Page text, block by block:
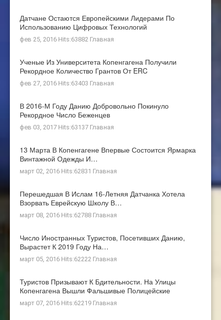
Датчане Остаются Европейскими Лидерами По
Использованию Цифровых Технологий
фев 25, 2016 Hits:63882 Главная
Ученые Из Университета Копенгагена Получили
Рекордное Количество Грантов От ERC
фев 27, 2016 Hits:63403 Главная
В 2016-М Году Данию Добровольно Покинуло
Рекордное Число Беженцев
фев 03, 2017 Hits:63137 Главная
13 Марта В Копенгагене Впервые Состоится Ярмарка
Винтажной Одежды И…
март 02, 2016 Hits:62831 Главная
Перешедшая В Ислам 16-Летняя Датчанка Хотела
Взорвать Еврейскую Школу В…
март 08, 2016 Hits:62788 Главная
Число Иностранных Туристов, Посетивших Данию,
Вырастет К 2019 Году На…
март 05, 2016 Hits:62222 Главная
Туристов Призывают К Бдительности. На Улицы
Копенгагена Вышли Фальшивые Полицейские
март 07, 2016 Hits:62219 Главная